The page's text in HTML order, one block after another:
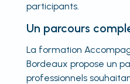
participants.
Un parcours
La formation
Bordeaux propose un
professionnels